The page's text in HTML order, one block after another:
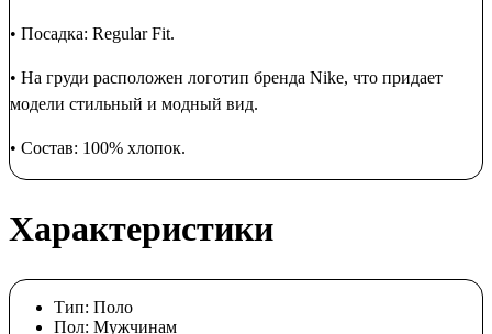
• Посадка: Regular Fit.
• На груди расположен логотип бренда Nike, что придает
модели стильный и модный вид.
• Состав: 100% хлопок.
Характеристики
Тип: Поло
Пол: Мужчинам